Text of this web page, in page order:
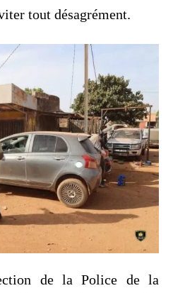
tout désagrément.
de la Police de la